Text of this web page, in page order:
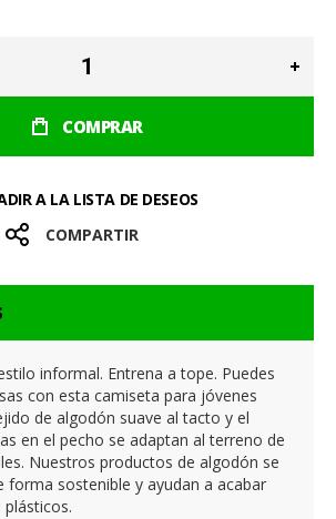
COMPRAR
A LA LISTA DE DESEOS
COMPARTIR
informal. Entrena a tope. Puedes
con esta camiseta para jóvenes
de algodón suave al tacto y el
en el pecho se adaptan al terreno de
Nuestros productos de algodón se
forma sostenible y ayudan a acabar